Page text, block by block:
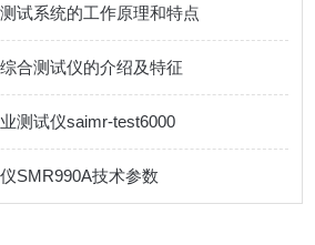
试系统的工作原理和特点
合测试仪的介绍及特征
测试仪saimr-test6000
SMR990A技术参数